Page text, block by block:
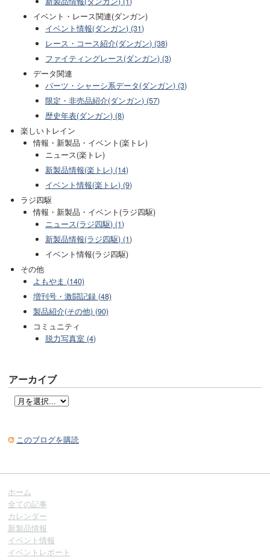
イベント・レース関連(ダンガン)
イベント情報(ダンガン) (31)
レース・コース紹介(ダンガン) (38)
ファイティングレース(ダンガン) (3)
データ関連
パーツ・シャーシ系データ(ダンガン) (3)
限定・非売品紹介(ダンガン) (57)
歴史年表(ダンガン) (8)
楽しいトレイン
情報・新製品・イベント(楽トレ)
ニュース(楽トレ)
新製品情報(楽トレ) (14)
イベント情報(楽トレ) (9)
ラジ四駆
情報・新製品・イベント(ラジ四駆)
ニュース(ラジ四駆) (1)
新製品情報(ラジ四駆) (1)
イベント情報(ラジ四駆)
その他
よもやま (140)
増刊号・激闘記録 (48)
製品紹介(その他) (90)
コミュニティ
脱力写真室 (4)
アーカイブ
このブログを購読
ホーム
全ての記事
カレンダー
新製品情報
イベント情報
イベントレポート